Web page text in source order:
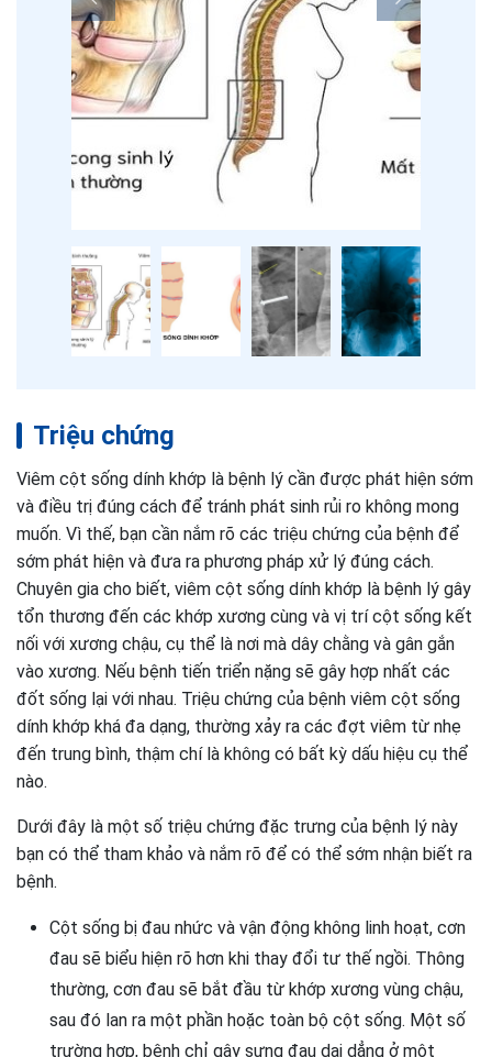
Triệu chứng
Viêm cột sống dính khớp là bệnh lý cần được phát hiện sớm
và điều trị đúng cách để tránh phát sinh rủi ro không mong
muốn. Vì thế, bạn cần nắm rõ các triệu chứng của bệnh để
sớm phát hiện và đưa ra phương pháp xử lý đúng cách.
Chuyên gia cho biết, viêm cột sống dính khớp là bệnh lý gây
tổn thương đến các khớp xương cùng và vị trí cột sống kết
nối với xương chậu, cụ thể là nơi mà dây chằng và gân gắn
vào xương. Nếu bệnh tiến triển nặng sẽ gây hợp nhất các
đốt sống lại với nhau. Triệu chứng của bệnh viêm cột sống
dính khớp khá đa dạng, thường xảy ra các đợt viêm từ nhẹ
đến trung bình, thậm chí là không có bất kỳ dấu hiệu cụ thể
nào.
Dưới đây là một số triệu chứng đặc trưng của bệnh lý này
bạn có thể tham khảo và nắm rõ để có thể sớm nhận biết ra
bệnh.
Cột sống bị đau nhức và vận động không linh hoạt, cơn
đau sẽ biểu hiện rõ hơn khi thay đổi tư thế ngồi. Thông
thường, cơn đau sẽ bắt đầu từ khớp xương vùng chậu,
sau đó lan ra một phần hoặc toàn bộ cột sống. Một số
trường hợp, bệnh chỉ gây sưng đau dai dẳng ở một